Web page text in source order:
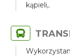
kąpieli,.